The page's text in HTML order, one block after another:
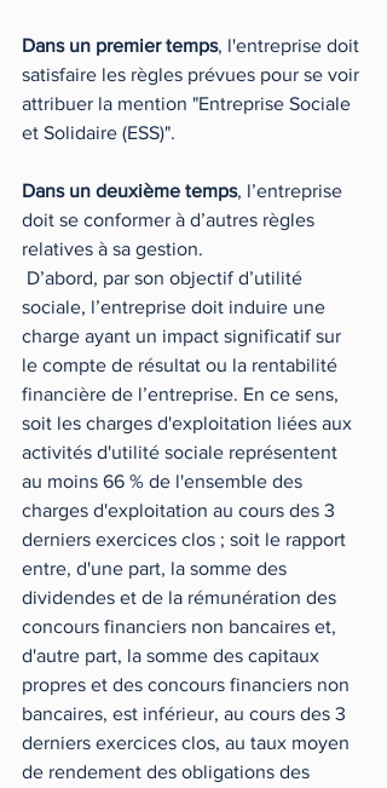
Dans un premier temps, l'entreprise doit
satisfaire les règles prévues pour se voir
attribuer la mention "Entreprise Sociale
et Solidaire (ESS)".
Dans un deuxième temps, l’entreprise
doit se conformer à d’autres règles
relatives à sa gestion.
sociale, l’entreprise doit induire une
charge ayant un impact significatif sur
le compte de résultat ou la rentabilité
financière de l’entreprise. En ce sens,
soit les charges d'exploitation liées aux
activités d'utilité sociale représentent
au moins 66 % de l'ensemble des
charges d'exploitation au cours des 3
derniers exercices clos ; soit le rapport
entre, d'une part, la somme des
dividendes et de la rémunération des
concours financiers non bancaires et,
d'autre part, la somme des capitaux
propres et des concours financiers non
bancaires, est inférieur, au cours des 3
derniers exercices clos, au taux moyen
de rendement des obligations des